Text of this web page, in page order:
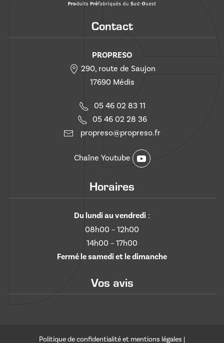
Contact
PROPRESO
290, route de Saujon
17690 Médis
05 46 02 83 11
05 46 02 28 36
propreso@propreso.fr
Chaîne Youtube
Horaires
Du lundi au vendredi :
08h00 – 12h00
14h00 – 17h00
Fermé le samedi et le dimanche
Vos avis
Politique de confidentialité et mentions légales |